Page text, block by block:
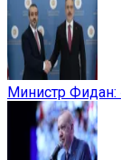
Министр